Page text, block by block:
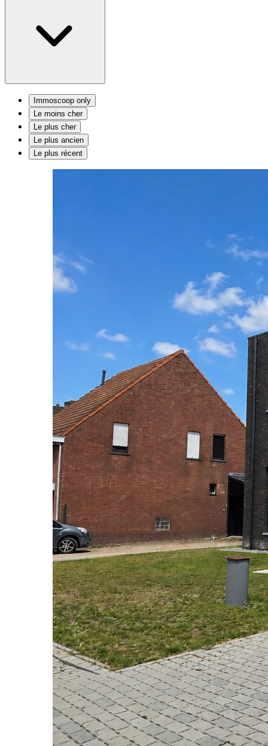
Immoscoop only
Le moins cher
Le plus cher
Le plus ancien
Le plus récent